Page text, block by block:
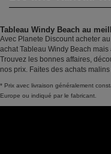
Tableau Windy Beach au
Avec Planete Discount acheter
achat Tableau Windy Beach
Trouvez les bonnes affaires,
nos prix. Faites des achats
* Prix avec livraison généralement
Europe ou indiqué par le fabricant.